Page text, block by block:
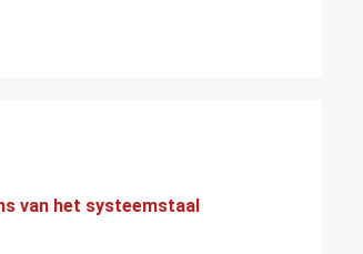
van het systeemstaal